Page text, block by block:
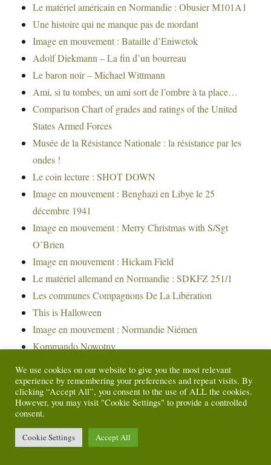
Le matériel américain en Normandie : Obusier M101A1
Une histoire qui ne manque pas de mordant
Image en mouvement : Bataille d’Eniwetok
Adolf Diekmann – La fin d’un bourreau
Le baron noir – Michael Wittmann
Ami, si tu tombes, un ami sort de l’ombre à ta place…
Comparison Chart of grades and ratings of the United
States Armed Forces
Musée de la Résistance Nationale : la résistance par les
ondes !
Le coin lecture : SHOT DOWN
Image en mouvement : Benghazi en Libye le 25
décembre 1941
Image en mouvement : Merry Christmas with S/Sgt
O’Brien
Image en mouvement : Hickam Field
Le matériel allemand en Normandie : SDKFZ 251/1
Les communes Compagnons De La Libération
This is Halloween
Image en mouvement : Normandie Niémen
Kommando Nowotny
souvenirs
Musée de la Reddition de Reims
Le matériel américain en Normandie : Sherman M4A1
Duplex Drive
Opération Fortitude : Juan Pujol Garcia
We use cookies on our website to give you the most relevant
experience by remembering your preferences and repeat visits. By
clicking “Accept All”, you consent to the use of ALL the cookies.
However, you may visit "Cookie Settings" to provide a controlled
consent.
Cookie Settings Accept All